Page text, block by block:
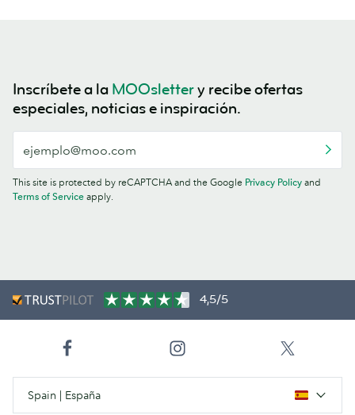
Inscríbete a la MOOslettery recibe ofertas
especiales, noticias e inspiración.
This site is protected by reCAPTCHA and the Google Privacy Policy and
Terms of Service apply.
4,5/5
Spain | España